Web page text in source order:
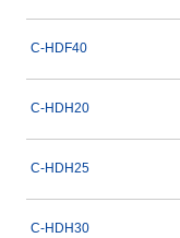
C-HDF40
C-HDH20
C-HDH25
C-HDH30